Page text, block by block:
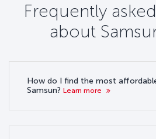
Frequently
about
How do I find the most
Samsun? Learn more